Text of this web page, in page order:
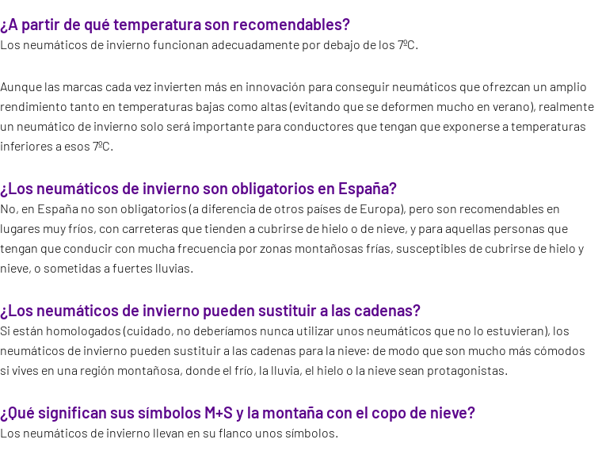
¿A partir de qué temperatura son recomendables?
Los neumáticos de invierno funcionan adecuadamente por debajo de los 7ºC.
Aunque las marcas cada vez invierten más en innovación para conseguir neumáticos que ofrezcan un amplio
rendimiento tanto en temperaturas bajas como altas (evitando que se deformen mucho en verano), realmente
un neumático de invierno solo será importante para conductores que tengan que exponerse a temperaturas
inferiores a esos 7ºC.
¿Los neumáticos de invierno son obligatorios en España?
No, en España no son obligatorios (a diferencia de otros países de Europa), pero son recomendables en
lugares muy fríos, con carreteras que tienden a cubrirse de hielo o de nieve, y para aquellas personas que
tengan que conducir con mucha frecuencia por zonas montañosas frías, susceptibles de cubrirse de hielo y
nieve, o sometidas a fuertes lluvias.
¿Los neumáticos de invierno pueden sustituir a las cadenas?
Si están homologados (cuidado, no deberíamos nunca utilizar unos neumáticos que no lo estuvieran), los
neumáticos de invierno pueden sustituir a las cadenas para la nieve: de modo que son mucho más cómodos
si vives en una región montañosa, donde el frío, la lluvia, el hielo o la nieve sean protagonistas.
¿Qué significan sus símbolos M+S y la montaña con el copo de nieve?
Los neumáticos de invierno llevan en su flanco unos símbolos.